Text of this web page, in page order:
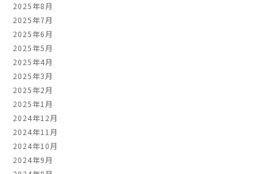
2025年8月
2025年7月
2025年6月
2025年5月
2025年4月
2025年3月
2025年2月
2025年1月
2024年12月
2024年11月
2024年10月
2024年9月